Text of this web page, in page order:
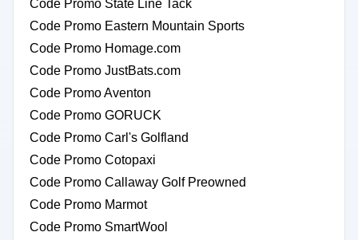
Code Promo State Line Tack
Code Promo Eastern Mountain Sports
Code Promo Homage.com
Code Promo JustBats.com
Code Promo Aventon
Code Promo GORUCK
Code Promo Carl's Golfland
Code Promo Cotopaxi
Code Promo Callaway Golf Preowned
Code Promo Marmot
Code Promo SmartWool